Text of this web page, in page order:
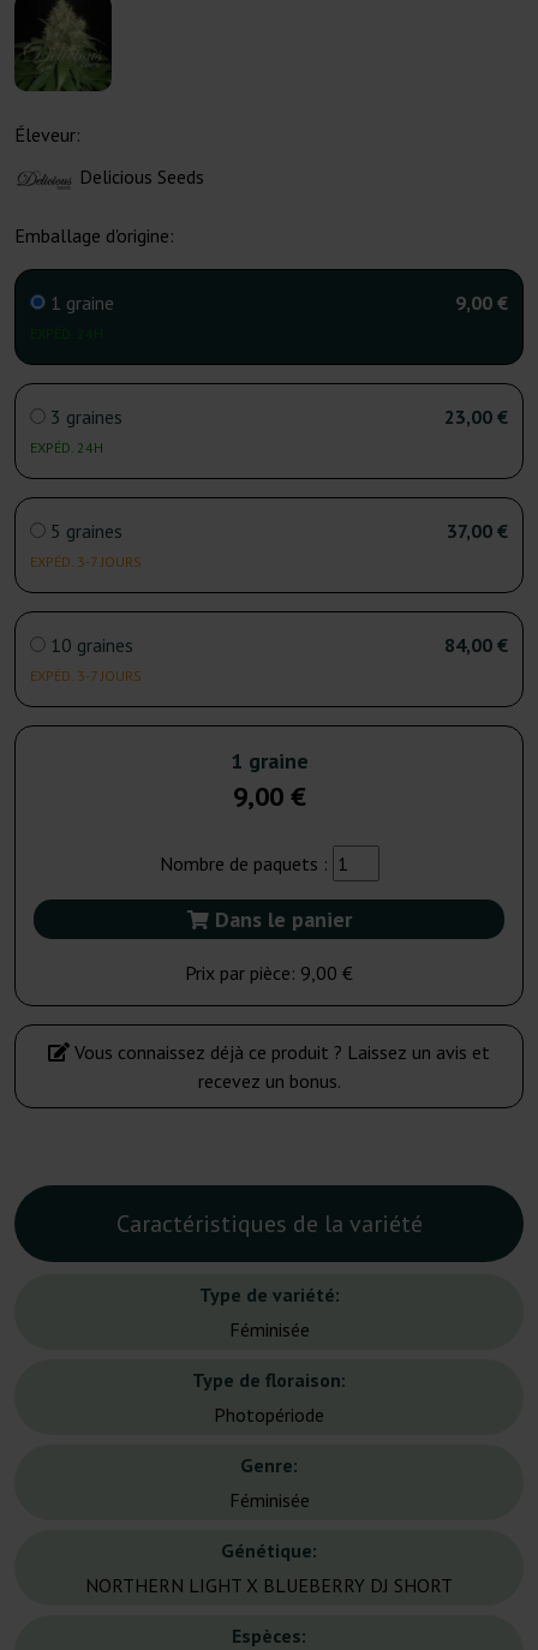
Éleveur:
Delicious Seeds
Emballage d'origine:
1 graine 9,00 €
3 graines
EXPÉD. 24H
23,00 €
5 graines
EXPÉD. 3-7 JOURS
37,00 €
10 graines
EXPÉD. 3-7 JOURS
84,00 €
1 graine
9,00 €
Nombre de paquets :
Dans le panier
Prix par pièce: 9,00 €
Vous connaissez déjà ce produit ? Laissez un avis et
recevez un bonus.
Caractéristiques de la variété
Type de variété:
Féminisée
Type de floraison:
Photopériode
Genre:
Féminisée
Génétique:
NORTHERN LIGHT X BLUEBERRY DJ SHORT
Espèces: